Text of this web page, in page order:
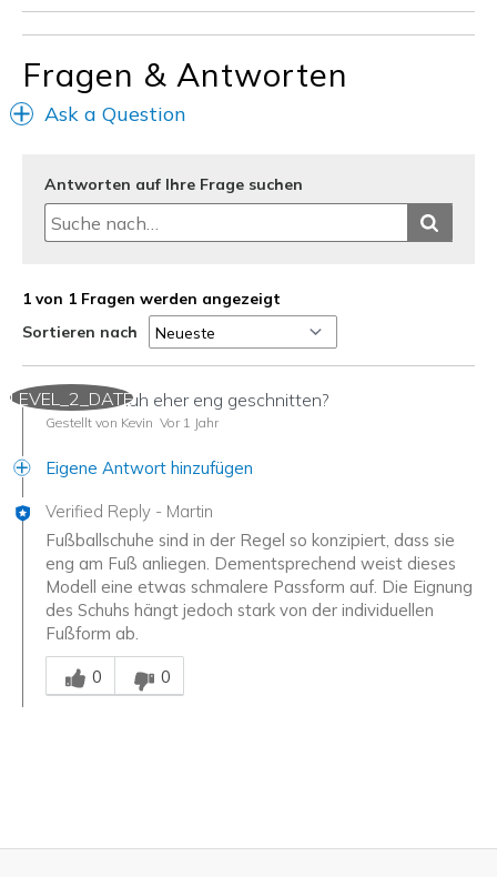
Sizing
Feels true to size
Fragen & Antworten
Ask a Question
Antworten auf Ihre Frage suchen
1 von 1 Fragen werden angezeigt
Sortieren nach
LEVEL_2_DATE
Ist der Schuh eher eng geschnitten?
Gestellt von Kevin Vor 1 Jahr
Eigene Antwort hinzufügen
Verified Reply - Martin
Fußballschuhe sind in der Regel so konzipiert, dass sie
eng am Fuß anliegen. Dementsprechend weist dieses
Modell eine etwas schmalere Passform auf. Die Eignung
des Schuhs hängt jedoch stark von der individuellen
Fußform ab.
Mitarbeiter-Gutachter
0
0